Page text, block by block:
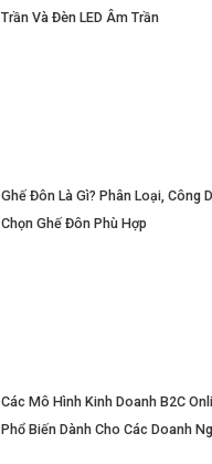
Trần Và Đèn LED Âm Trần
Ghế Đôn Là Gì? Phân Loại, Công
Chọn Ghế Đôn Phù Hợp
Các Mô Hình Kinh Doanh B2C
Phổ Biến Dành Cho Các Doanh